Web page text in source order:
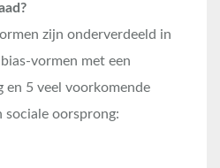
zijn onderverdeeld in
vormen met een
en 5 veel voorkomende
sociale oorsprong: